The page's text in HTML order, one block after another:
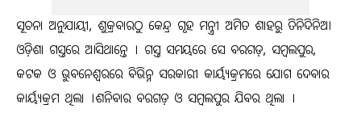
ସୂଚନା ଅନୁଯାୟୀ, ଶୁକ୍ରବାରଠୁ କେନ୍ଦ୍ର ଗୃହ ମନ୍ତ୍ରୀ ଅମିତ ଶାହରୁ ତିନିଦିନିଆ
ଓଡ଼ିଶା ଗସ୍ତରେ ଆସିଥାନ୍ତେ । ଗସ୍ତ ସମୟରେ ସେ ବରଗଡ଼, ସମ୍ବଲପୁର,
କଟକ ଓ ଭୁବନେଶ୍ୱରରେ ବିଭିନ୍ନ ସରକାରୀ କାର୍ୟ୍ୟକ୍ରମରେ ଯୋଗ ଦେବାର
କାର୍ୟ୍ୟକ୍ରମ ଥିଲା ।ଶନିବାର ବରଗଡ଼ ଓ ସମ୍ବଲପୁର ଯିବର ଥିଲା ।